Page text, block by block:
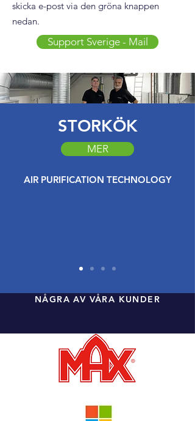
skicka e-post via den gröna knappen
nedan.
Support Sverige - Mail
STORKÖK
MER
AIR PURIFICATION TECHNOLOGY
NÅGRA AV VÅRA KUNDER